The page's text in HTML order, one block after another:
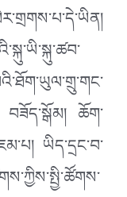
བཟོད་སྒོམ། ཆོག་
ཡིད་དྲང་བ་